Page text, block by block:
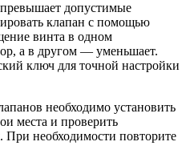
превышает допустимые
клапан с помощью
винта в одном
а в другом — уменьшает.
ключ для точной настройки
необходимо установить
места и проверить
При необходимости повторите